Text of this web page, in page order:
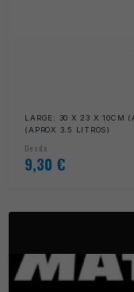
LARGE: 30 X 23 X 10CM
(APROX 3.5 LITROS)
Desde
9,30 €